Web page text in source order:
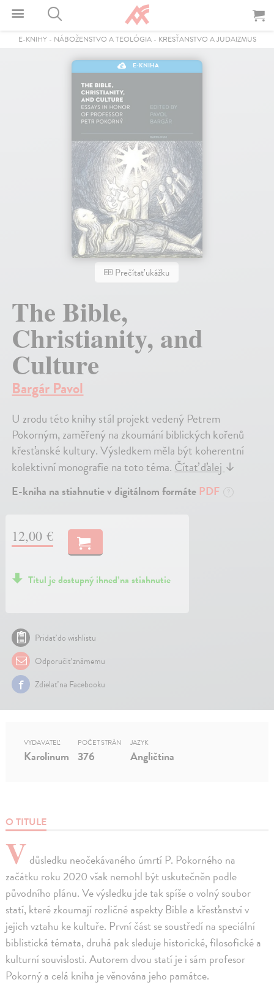
E-KNIHY- NÁBOŽENSTVO A TEOLÓGIA- KRESŤANSTVO A JUDAIZMUS
E-KNIHA
Prečítať ukážku
The Bible,
Christianity, and
Culture
Bargár Pavol
U zrodu této knihy stál projekt vedený Petrem
Pokorným, zaměřený na zkoumání biblických kořenů
křesťanské kultury. Výsledkem měla být koherentní
kolektivní monografie na toto téma.Čítať ďalej↓
E-kniha na stiahnutie v digitálnom formáte PDF ?
12,00 €
Titul je dostupný ihneď na stiahnutie
Pridať do wishlistu
Odporučiť známemu
Zdielať na Facebooku
O TITULE
V důsledku neočekávaného úmrtí P. Pokorného na
začátku roku 2020 však nemohl být uskutečněn podle
původního plánu. Ve výsledku jde tak spíše o volný soubor
statí, které zkoumají rozličné aspekty Bible a křesťanství v
jejich vztahu ke kultuře. První část se soustředí na speciální
biblistická témata, druhá pak sleduje historické, filosofické a
kulturní souvislosti. Autorem dvou statí je i sám profesor
Pokorný a celá kniha je věnována jeho památce.
VYDAVATEĽ
Karolinum
POČET STRÁN
376
JAZYK
Angličtina